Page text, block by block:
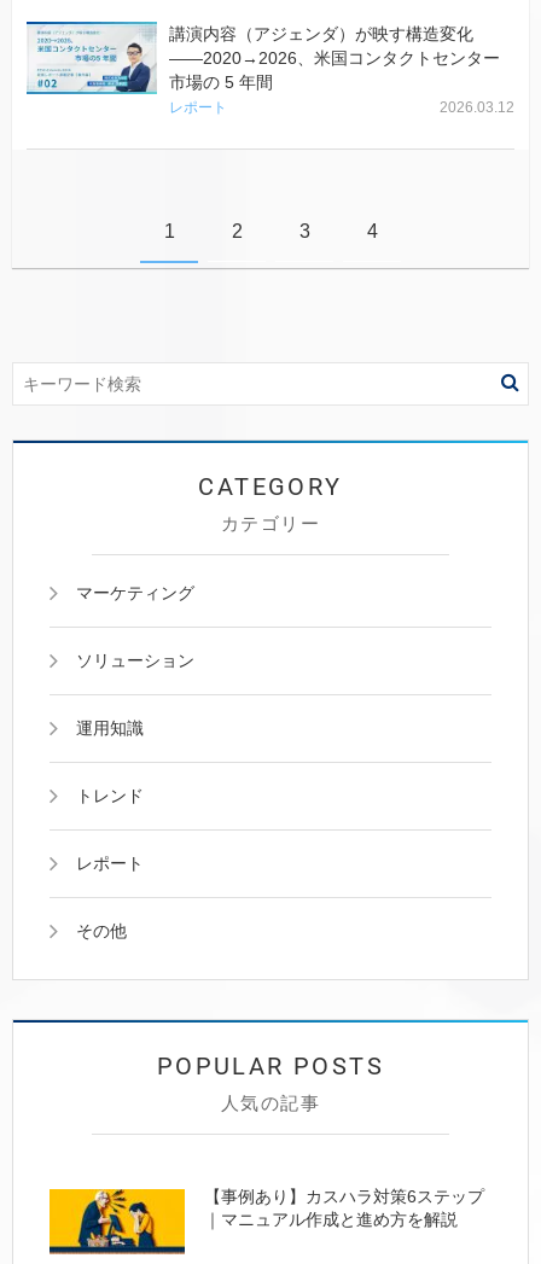
講演内容（アジェンダ）が映す構造変化
――2020→2026、米国コンタクトセンター
市場の 5 年間
レポート 2026.03.12
1 2 3 4
カテゴリー
マーケティング
ソリューション
運用知識
トレンド
レポート
その他
人気の記事
【事例あり】カスハラ対策6ステップ
｜マニュアル作成と進め方を解説